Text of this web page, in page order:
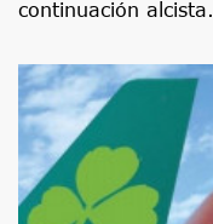
continuación alcista.